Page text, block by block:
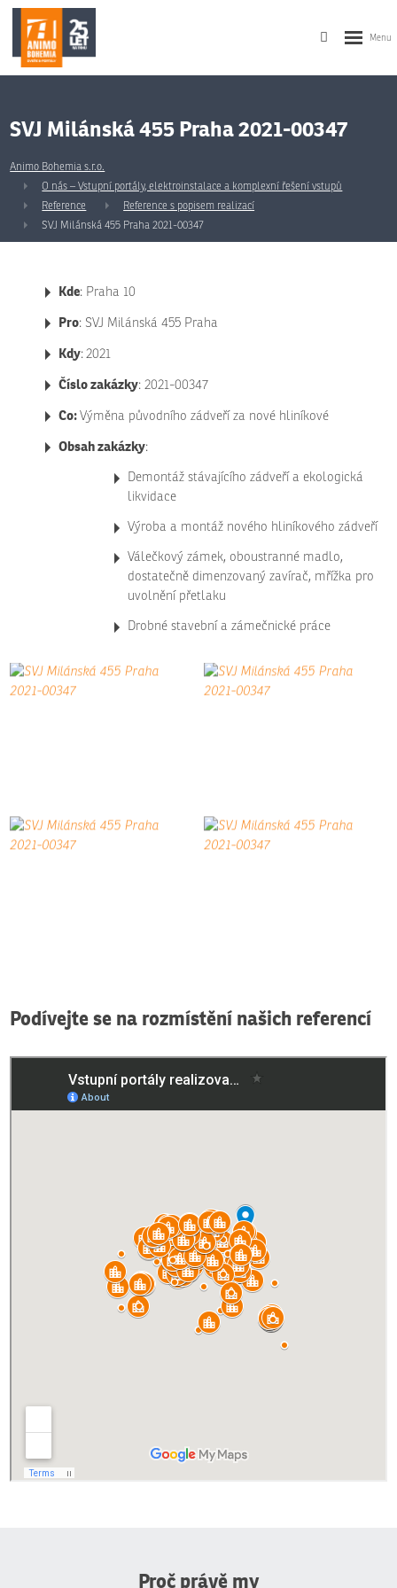
SVJ Milánská 455 Praha 2021-00347
Animo Bohemia s.r.o.
O nás – Vstupní portály, elektroinstalace a komplexní řešení vstupů
Reference
Reference s popisem realizací
SVJ Milánská 455 Praha 2021-00347
Kde: Praha 10
Pro: SVJ Milánská 455 Praha
Kdy:2021
Číslo zakázky: 2021-00347
Co:Výměna původního zádveří za nové hliníkové
Obsah zakázky:
Demontáž stávajícího zádveří a ekologická
likvidace
Výroba a montáž nového hliníkového zádveří
Válečkový zámek, oboustranné madlo,
dostatečně dimenzovaný zavírač, mřížka pro
uvolnění přetlaku
Drobné stavební a zámečnické práce
Podívejte se na rozmístění našich referencí
Proč právě my